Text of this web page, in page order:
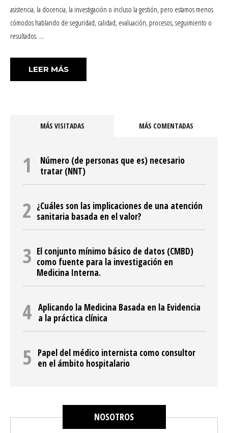
asistencia, la docencia, la investigación o incluso la gestión, pero estamos menos
cómodos hablando de seguridad, calidad, evaluación, procesos, seguimiento o
resultados. …
LEER MÁS«¿QUÉ APORTA EL CONCEPTO DE
MÁS VISITADAS MÁS COMENTADAS
Número (de personas que es) necesario
tratar (NNT)
¿Cuáles son las implicaciones de una atención
sanitaria basada en el valor?
El conjunto mínimo básico de datos (CMBD)
como fuente para la investigación en
Medicina Interna.
Aplicando la Medicina Basada en la Evidencia
a la práctica clínica
Papel del médico internista como consultor
en el ámbito hospitalario
NOSOTROS